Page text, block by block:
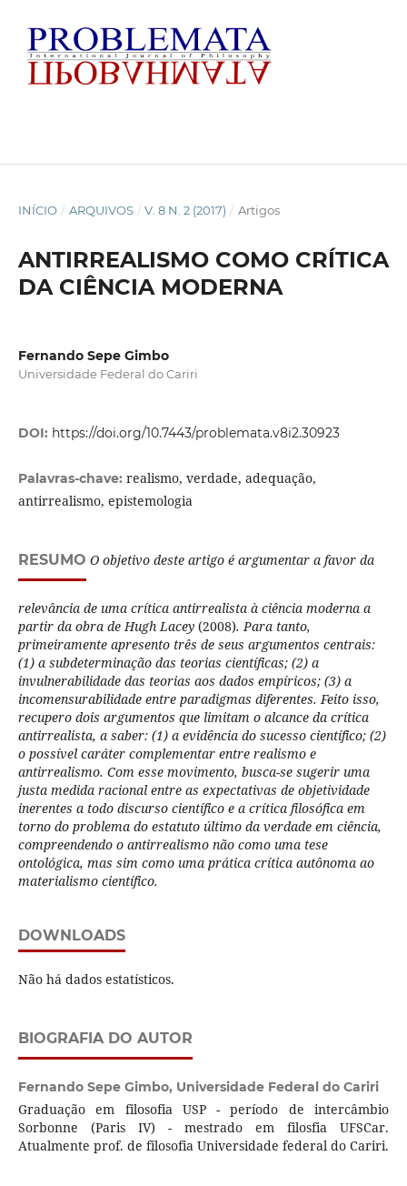
INÍCIO / ARQUIVOS / V. 8 N. 2 (2017) / Artigos
ANTIRREALISMO COMO CRÍTICA
DA CIÊNCIA MODERNA
Fernando Sepe Gimbo
Universidade Federal do Cariri
DOI: https://doi.org/10.7443/problemata.v8i2.30923
Palavras-chave: realismo, verdade, adequação,
antirrealismo, epistemologia
RESUMO O objetivo deste artigo é argumentar a favor da
relevância de uma crítica antirrealista à ciência moderna a
partir da obra de Hugh Lacey(2008). Para tanto,
primeiramente apresento três de seus argumentos centrais:
(1) a subdeterminação das teorias científicas; (2) a
invulnerabilidade das teorias aos dados empíricos; (3) a
incomensurabilidade entre paradigmas diferentes. Feito isso,
recupero dois argumentos que limitam o alcance da crítica
antirrealista, a saber: (1) a evidência do sucesso científico; (2)
o possível caráter complementar entre realismo e
antirrealismo. Com esse movimento, busca-se sugerir uma
justa medida racional entre as expectativas de objetividade
inerentes a todo discurso científico e a crítica filosófica em
torno do problema do estatuto último da verdade em ciência,
compreendendo o antirrealismo não como uma tese
ontológica, mas sim como uma prática crítica autônoma ao
materialismo científico.
DOWNLOADS
Não há dados estatísticos.
BIOGRAFIA DO AUTOR
Fernando Sepe Gimbo, Universidade Federal do Cariri
Graduação em filosofia USP - período de intercâmbio
Sorbonne (Paris IV) - mestrado em filosfia UFSCar.
Atualmente prof. de filosofia Universidade federal do Cariri.